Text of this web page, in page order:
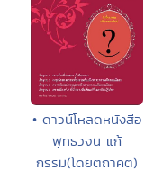
• ดาวน์โหลดหนังสือ
พุทธวจน แก้
กรรม(โดยตถาคต)